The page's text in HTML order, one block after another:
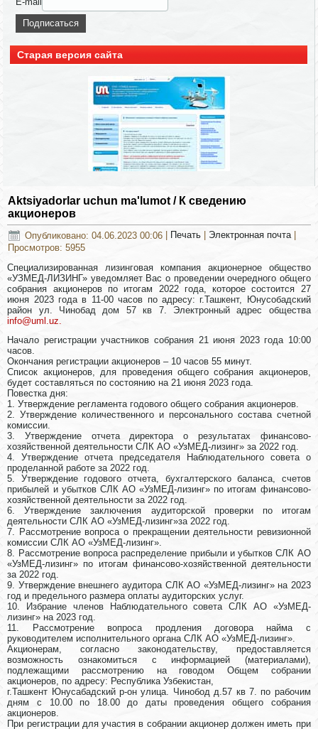
Старая версия сайта
Aktsiyadorlar uchun ma'lumot / К сведению
акционеров
Опубликовано: 04.06.2023 00:06 Печать Электронная почта
Просмотров: 5955
Специализированная лизинговая компания акционерное общество
«УЗМЕД-ЛИЗИНГ» уведомляет Вас о проведении очередного общего
собрания акционеров по итогам 2022 года, которое состоится 27
июня 2023 года в 11-00 часов по адресу: г.Ташкент, Юнусобадский
район ул. Чинобад дом 57 кв 7. Электронный адрес общества
info@uml.uz.
Начало регистрации участников собрания 21 июня 2023 года 10:00
часов.
Окончания регистрации акционеров – 10 часов 55 минут.
Список акционеров, для проведения общего собрания акционеров,
будет составляться по состоянию на 21 июня 2023 года.
Повестка дня:
1. Утверждение регламента годового общего собрания акционеров.
2. Утверждение количественного и персонального состава счетной
комиссии.
3. Утверждение отчета директора о результатах финансово-
хозяйственной деятельности СЛК АО «УзМЕД-лизинг» за 2022 год.
4. Утверждение отчета председателя Наблюдательного совета о
проделанной работе за 2022 год.
5. Утверждение годового отчета, бухгалтерского баланса, счетов
прибылей и убытков СЛК АО «УзМЕД-лизинг» по итогам финансово-
хозяйственной деятельности за 2022 год.
6. Утверждение заключения аудиторской проверки по итогам
деятельности СЛК АО «УзМЕД-лизинг»за 2022 год.
7. Рассмотрение вопроса о прекращении деятельности ревизионной
комиссии СЛК АО «УзМЕД-лизинг».
8. Рассмотрение вопроса распределение прибыли и убытков СЛК АО
«УзМЕД-лизинг» по итогам финансово-хозяйственной деятельности
за 2022 год.
9. Утверждение внешнего аудитора СЛК АО «УзМЕД-лизинг» на 2023
год и предельного размера оплаты аудиторских услуг.
10. Избрание членов Наблюдательного совета СЛК АО «УзМЕД-
лизинг» на 2023 год.
11. Рассмотрение вопроса продления договора найма с
руководителем исполнительного органа СЛК АО «УзМЕД-лизинг».
Акционерам, согласно законодательству, предоставляется
возможность ознакомиться с информацией (материалами),
подлежащими рассмотрению на говодом Общем собрании
акционеров, по адресу: Республика Узбекистан,
г.Ташкент Юнусабадский р-он улица. Чинобод д.57 кв 7. по рабочим
дням с 10.00 по 18.00 до даты проведения общего собрания
акционеров.
При регистрации для участия в собрании акционер должен иметь при